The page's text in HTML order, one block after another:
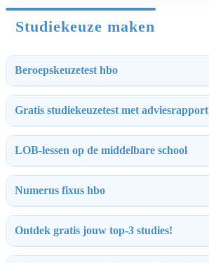
Studiekeuze maken
Beroepskeuzetest hbo
Gratis studiekeuzetest met adviesrapport
LOB-lessen op de middelbare school
Numerus fixus hbo
Ontdek gratis jouw top-3 studies!